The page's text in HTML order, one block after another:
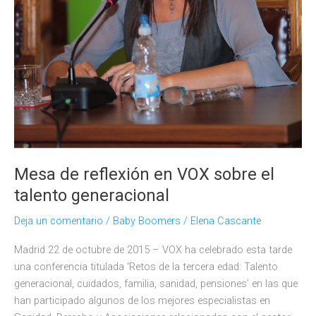
Mesa de reflexión en VOX sobre el
talento generacional
Deja un comentario / Baby Boomers / Elena Cascante
Madrid 22 de octubre de 2015 – VOX ha celebrado esta tarde
una conferencia titulada ‘Retos de la tercera edad: Talento
generacional, cuidados, familia, sanidad, pensiones’ en las que
han participado algunos de los mejores especialistas en